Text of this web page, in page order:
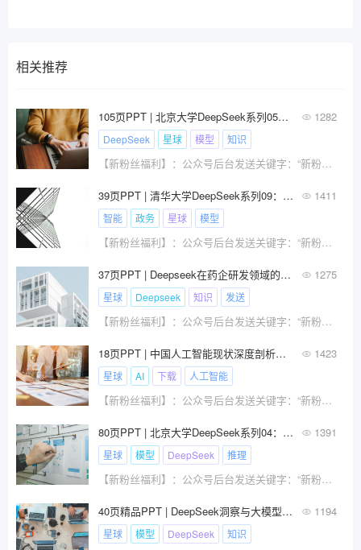
相关推荐
105页PPT | 北京大学DeepSeek系列05：DeepSeek应用场景十个安全问题和防范措施（附下载） 1282
DeepSeek 星球 模型 知识
【新粉丝福利】：公众号后台发送关键字：“新粉丝福利”，自动获取100套共18个行业数字化方案及报告大礼包免费下
39页PPT | 清华大学DeepSeek系列09：DeepSeek政务应用场景与解决方案（附下载） 1411
智能 政务 星球 模型
【新粉丝福利】：公众号后台发送关键字：“新粉丝福利”，自动获取100套共18个行业数字化方案及报告大礼包免费下
37页PPT | Deepseek在药企研发领域的本地化部署和应用场景（附下载） 1275
星球 Deepseek 知识 发送
【新粉丝福利】：公众号后台发送关键字：“新粉丝福利”，自动获取100套共18个行业数字化方案及报告大礼包免费下
18页PPT | 中国人工智能现状深度剖析：2025年第一季度分析报告（附下载） 1423
星球 AI 下载 人工智能
【新粉丝福利】：公众号后台发送关键字：“新粉丝福利”，自动获取100套共18个行业数字化方案及报告大礼包免费下
80页PPT | 北京大学DeepSeek系列04：DeepSeek及类强推理模型开发解读（附下载） 1391
星球 模型 DeepSeek 推理
【新粉丝福利】：公众号后台发送关键字：“新粉丝福利”，自动获取100套共18个行业数字化方案及报告大礼包免费下
40页精品PPT | DeepSeek洞察与大模型应用：人工智能技术发展与应用实践（附下载） 1194
星球 模型 DeepSeek 知识